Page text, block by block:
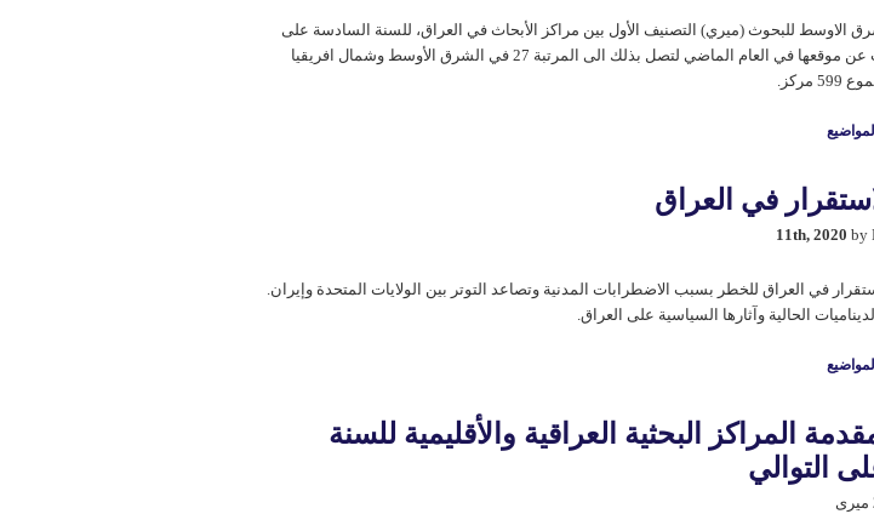
الاوسط للبحوث (ميري) التصنيف الأول بين مراكز الأبحاث في العراق، للسنة السادسة على
التوالي. وقد تقدمت عن موقعها في العام الماضي لتصل بذلك الى المرتبة 27 في الشرق الأوسط وشمال افريقيا
في العراق
by
في العراق للخطر بسبب الاضطرابات المدنية وتصاعد التوتر بين الولايات المتحدة وإيران.
الحالية وآثارها السياسية على العراق.
المراكز البحثية العراقية والأقلیمیة للسنة
التوالي